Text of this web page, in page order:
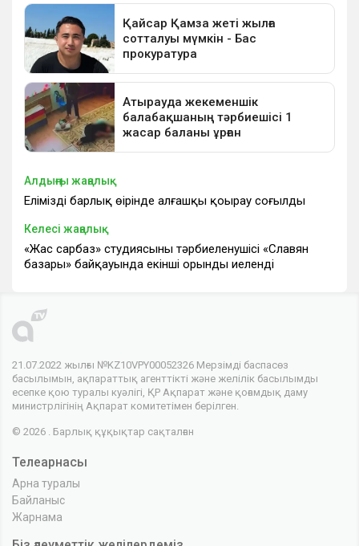
Алдыңғы жаңалық
Еліміздің барлық өңірінде алғашқы қоңырау соғылды
Келесі жаңалық
«Жас сарбаз» студиясының тәрбиеленушісі «Славян
базары» байқауында екінші орынды иеленді
21.07.2022 жылғы №KZ10VPY00052326 Мерзімді баспасөз
басылымын, ақпараттық агенттікті және желілік басылымды
есепке қою туралы куәлігі, ҚР Ақпарат және қоғамдық даму
министрлігінің Ақпарат комитетімен берілген.
© 2026 . Барлық құқықтар сақталған
Телеарнасы
Арна туралы
Байланыс
Жарнама